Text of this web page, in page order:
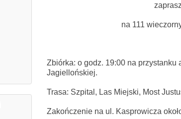
na 111
Zbiórka: o godz. 19:00 na
Jagiellońskiej.
Trasa: Szpital, Las Miejski, Most
Zakończenie na ul. Kasprowicza